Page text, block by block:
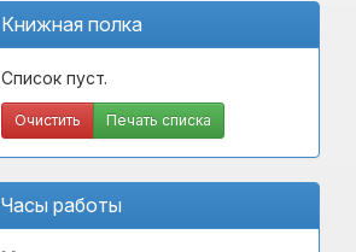
Книжная полка
Список пуст.
Очистить Печать списка
Часы работы